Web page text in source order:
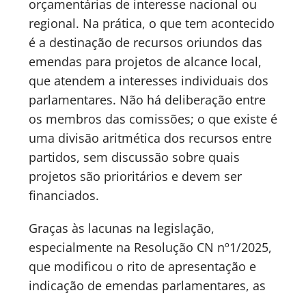
orçamentárias de interesse nacional ou
regional. Na prática, o que tem acontecido
é a destinação de recursos oriundos das
emendas para projetos de alcance local,
que atendem a interesses individuais dos
parlamentares. Não há deliberação entre
os membros das comissões; o que existe é
uma divisão aritmética dos recursos entre
partidos, sem discussão sobre quais
projetos são prioritários e devem ser
financiados.
Graças às lacunas na legislação,
especialmente na Resolução CN nº1/2025,
que modificou o rito de apresentação e
indicação de emendas parlamentares, as